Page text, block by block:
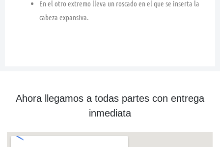
En el otro extremo lleva un roscado en el que se inserta la
cabeza expansiva.
Ahora llegamos a todas partes con entrega
inmediata